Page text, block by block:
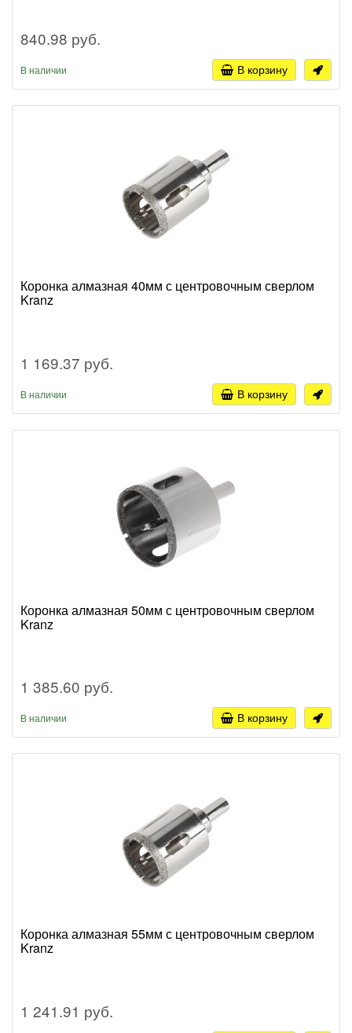
840.98 руб.
В наличии В корзину
Коронка алмазная 40мм с центровочным сверлом
Kranz
1 169.37 руб.
В наличии В корзину
Коронка алмазная 50мм с центровочным сверлом
Kranz
1 385.60 руб.
В наличии В корзину
Коронка алмазная 55мм с центровочным сверлом
Kranz
1 241.91 руб.